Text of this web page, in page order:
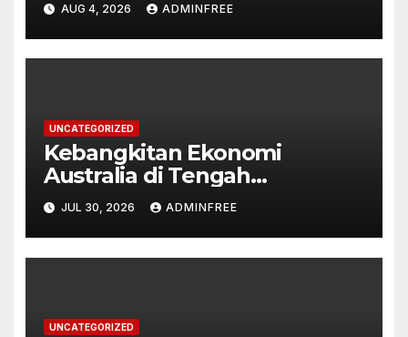
AUG 4, 2026 ADMINFREE
UNCATEGORIZED
Kebangkitan Ekonomi
Australia di Tengah
Tantangan Global
JUL 30, 2026 ADMINFREE
UNCATEGORIZED